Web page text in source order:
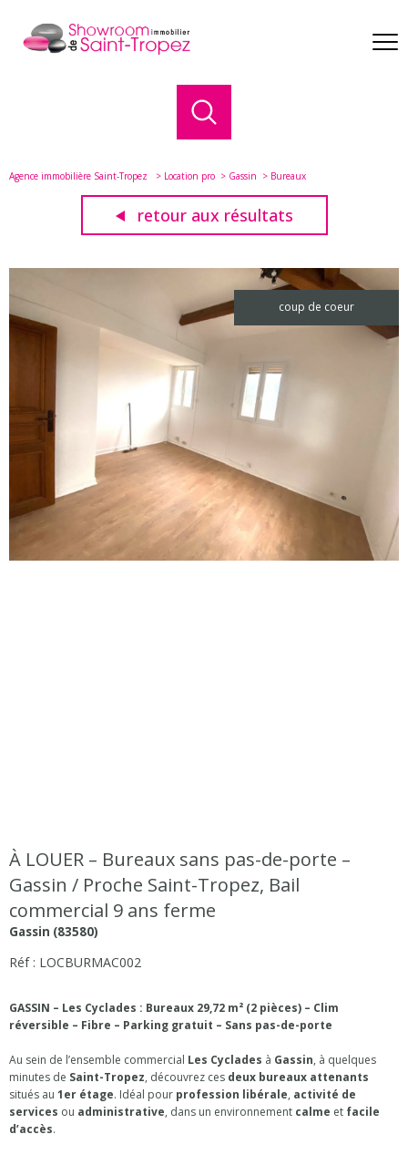
Agence immobilière Saint-Tropez Location pro Gassin Bureaux
retour aux résultats
coup de coeur
À LOUER – Bureaux sans pas-de-porte –
Gassin / Proche Saint-Tropez, Bail
commercial 9 ans ferme
Gassin (83580)
Réf : LOCBURMAC002
GASSIN – Les Cyclades : Bureaux 29,72 m² (2 pièces) – Clim
réversible – Fibre – Parking gratuit – Sans pas-de-porte
Au sein de l’ensemble commercial Les Cyclades à Gassin, à quelques
minutes de Saint-Tropez, découvrez ces deux bureaux attenants
situés au 1er étage. Idéal pour profession libérale, activité de
services ou administrative, dans un environnement calme et facile
d’accès.